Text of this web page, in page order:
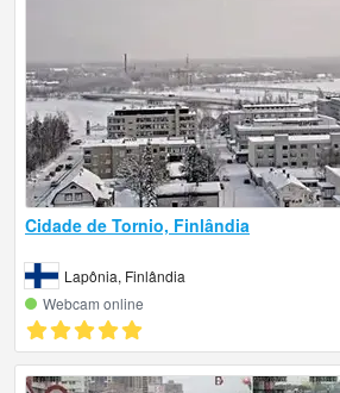
Cidade de Tornio, Finlândia
Lapônia, Finlândia
Webcam online